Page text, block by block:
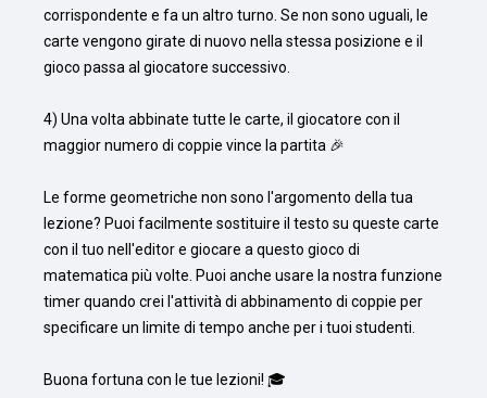
corrispondente e fa un altro turno. Se non sono uguali, le
carte vengono girate di nuovo nella stessa posizione e il
gioco passa al giocatore successivo.
4) Una volta abbinate tutte le carte, il giocatore con il
maggior numero di coppie vince la partita 🎉
Le forme geometriche non sono l'argomento della tua
lezione? Puoi facilmente sostituire il testo su queste carte
con il tuo nell'editor e giocare a questo gioco di
matematica più volte. Puoi anche usare la nostra funzione
timer quando crei l'attività di abbinamento di coppie per
specificare un limite di tempo anche per i tuoi studenti.
Buona fortuna con le tue lezioni! 🎓